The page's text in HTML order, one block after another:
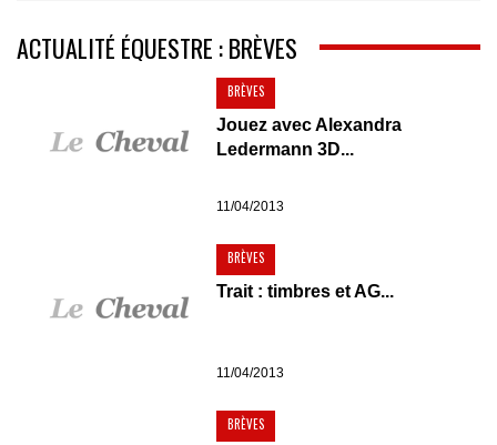
ACTUALITÉ ÉQUESTRE : BRÈVES
BRÈVES
Jouez avec Alexandra
Ledermann 3D...
11/04/2013
BRÈVES
Trait : timbres et AG...
11/04/2013
BRÈVES